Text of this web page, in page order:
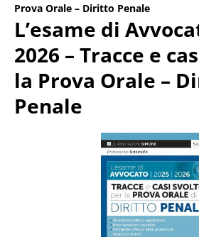
Prova Orale – Diritto Penale
L’esame di
2026 – Tracce e
la Prova Orale –
Penale